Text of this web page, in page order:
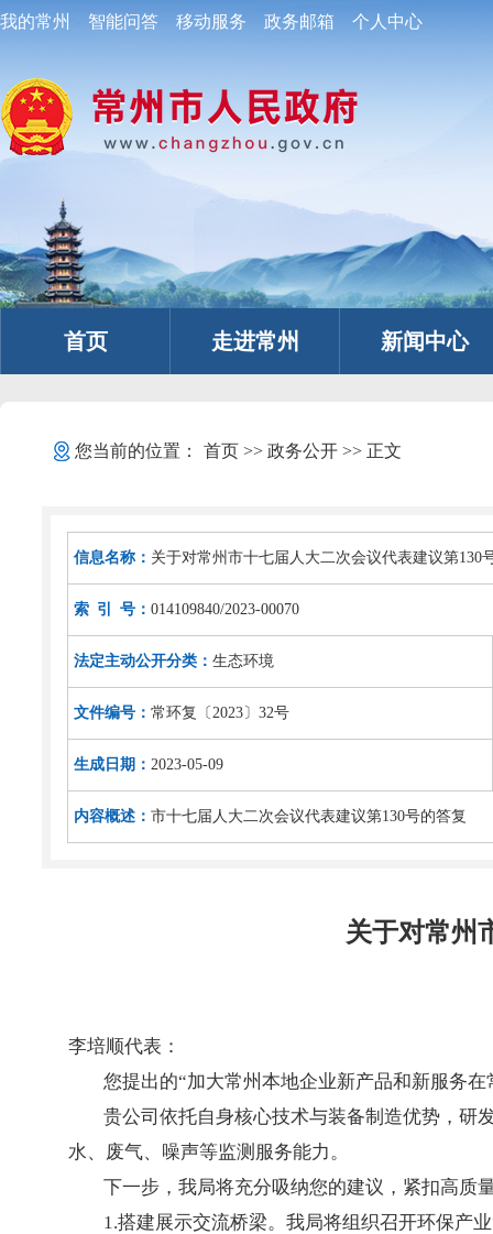
我的常州 智能问答 移动服务 政务邮箱 个人中心
首页 走进常州 新闻中心
您当前的位置： 首页>> 政务公开>> 正文
信息名称： 关于对常州市十七届人大二次会议代表建议第130
索 引 号： 014109840/2023-00070
法定主动公开分类： 生态环境
文件编号： 常环复〔2023〕32号
生成日期： 2023-05-09
内容概述： 市十七届人大二次会议代表建议第130号的答复
关于对常州
李培顺代表：
您提出的“加大常州本地企业新产品和新服务在
贵公司依托自身核心技术与装备制造优势，研发
水、废气、噪声等监测服务能力。
下一步，我局将充分吸纳您的建议，紧扣高质
1.搭建展示交流桥梁。我局将组织召开环保产业